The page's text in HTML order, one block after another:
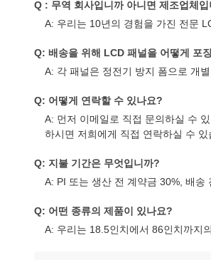
Q : 무역 회사입니까 아니면 제조업체
A: 우리는 10년의 경험을 가진 전문
Q: 배송을 위해 LCD 패널을 어떻게 포
A: 각 패널은 정전기 방지 폼으로 개
Q: 어떻게 연락할 수 있나요?
A: 먼저 이메일로 직접 문의하실 수
하시면 저희에게 직접 연락하실 수 있
Q: 지불 기간은 무엇입니까?
A: PI 또는 생산 전 계약금 30%, 배송
Q: 어떤 종류의 제품이 있나요?
A: 우리는 18.5인치에서 86인치까지